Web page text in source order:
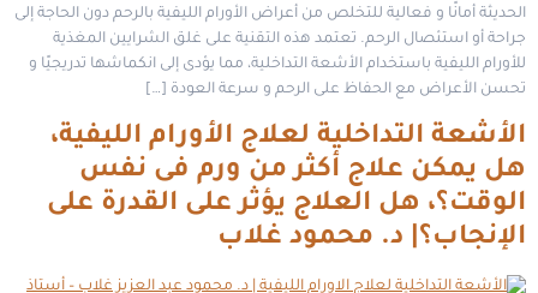
الحديثة أمانًا و فعالية للتخلص من أعراض الأورام الليفية بالرحم دون الحاجة إلى
جراحة أو استئصال الرحم. تعتمد هذه التقنية على غلق الشرايين المغذية
للأورام الليفية باستخدام الأشعة التداخلية، مما يؤدى إلى انكماشها تدريجيًا و
تحسن الأعراض مع الحفاظ على الرحم و سرعة العودة […]
الأشعة التداخلية لعلاج الأورام الليفية،
هل يمكن علاج أكثر من ورم فى نفس
الوقت؟، هل العلاج يؤثر على القدرة على
الإنجاب؟| د. محمود غلاب